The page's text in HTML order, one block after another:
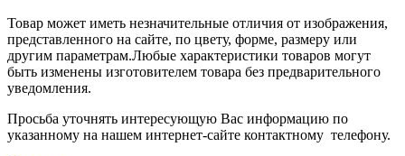
Товар может иметь незначительные отличия от изображения,
представленного на сайте, по цвету, форме, размеру или
другим параметрам.Любые характеристики товаров могут
быть изменены изготовителем товара без предварительного
уведомления.
Просьба уточнять интересующую Вас информацию по
указанному на нашем интернет-сайте контактному телефону.